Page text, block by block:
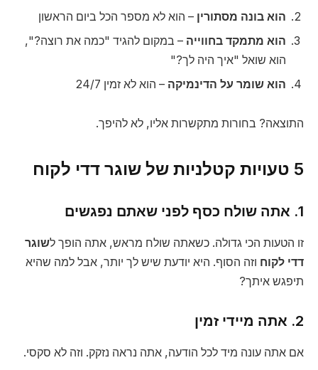
הוא בונה מסתורין – הוא לא מספר הכל ביום הראשון
הוא מתמקד בחווייה – במקום להגיד "כמה את רוצה?",
הוא שואל "איך היה לך?"
הוא שומר על הדינמיקה – הוא לא זמין 24/7
התוצאה? בחורות מתקשרות אליו, לא להיפך.
5 טעויות קטלניות של שוגר דדי לקוח
1. אתה שולח כסף לפני שאתם נפגשים
זו הטעות הכי גדולה. כשאתה שולח מראש, אתה הופך לשוגר
דדי לקוח וזה הסוף. היא יודעת שיש לך יותר, אבל למה שהיא
תיפגש איתך?
2. אתה מיידי זמין
אם אתה עונה מיד לכל הודעה, אתה נראה נזקק. וזה לא סקסי.